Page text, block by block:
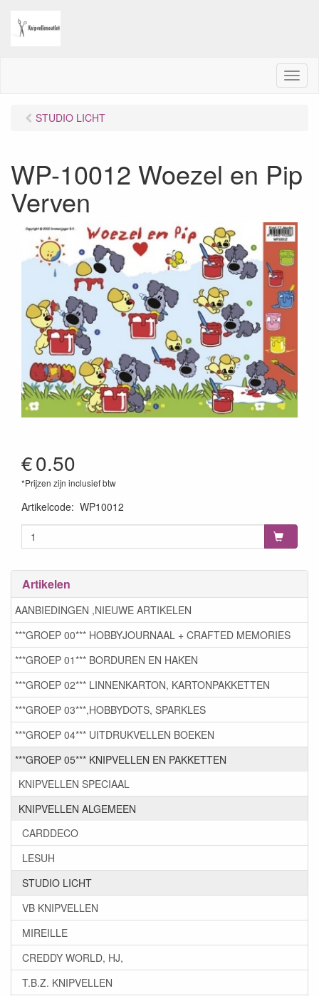
M
e
STUDIO LICHT
WP-10012 Woezel en Pip
Verven
€0.50
*Prijzen zijn inclusief btw
Artikelcode: WP10012
Artikelen
AANBIEDINGEN ,NIEUWE ARTIKELEN
***GROEP 00*** HOBBYJOURNAAL + CRAFTED MEMORIES
***GROEP 01*** BORDUREN EN HAKEN
***GROEP 02*** LINNENKARTON, KARTONPAKKETTEN
***GROEP 03***,HOBBYDOTS, SPARKLES
***GROEP 04*** UITDRUKVELLEN BOEKEN
***GROEP 05*** KNIPVELLEN EN PAKKETTEN
KNIPVELLEN SPECIAAL
KNIPVELLEN ALGEMEEN
CARDDECO
LESUH
STUDIO LICHT
VB KNIPVELLEN
MIREILLE
CREDDY WORLD, HJ,
T.B.Z. KNIPVELLEN